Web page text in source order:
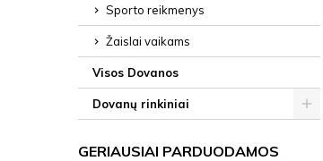
Sporto reikmenys
Žaislai vaikams
Visos Dovanos
Dovanų rinkiniai
GERIAUSIAI PARDUODAMOS